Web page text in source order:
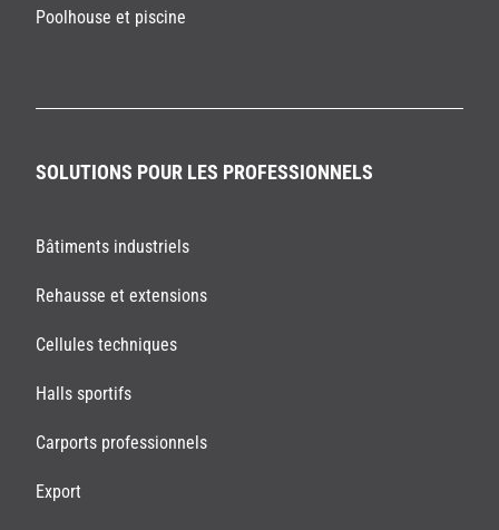
Poolhouse et piscine
SOLUTIONS POUR LES PROFESSIONNELS
Bâtiments industriels
Rehausse et extensions
Cellules techniques
Halls sportifs
Carports professionnels
Export